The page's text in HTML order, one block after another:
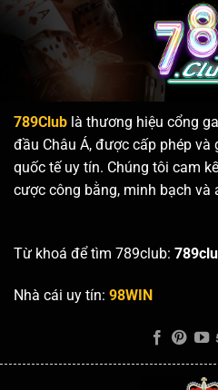
789Club là thương hiệu cổng
đầu Châu Á, được cấp phép
quốc tế uy tín. Chúng tôi cam
cược công bằng, minh bạch và
Từ khoá để tìm 789club:
Nhà cái uy tín: 98WIN